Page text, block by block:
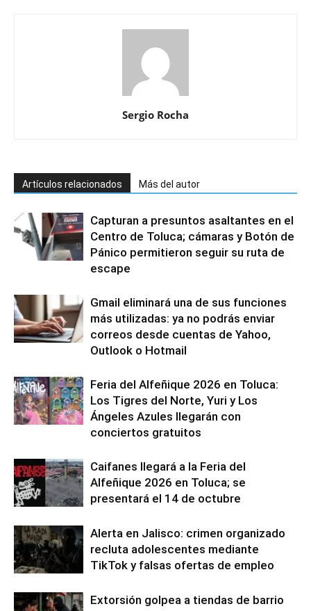
Sergio Rocha
Artículos relacionados Más del autor
Capturan a presuntos asaltantes en el
Centro de Toluca; cámaras y Botón de
Pánico permitieron seguir su ruta de
escape
Gmail eliminará una de sus funciones
más utilizadas: ya no podrás enviar
correos desde cuentas de Yahoo,
Outlook o Hotmail
Feria del Alfeñique 2026 en Toluca:
Los Tigres del Norte, Yuri y Los
Ángeles Azules llegarán con
conciertos gratuitos
Caifanes llegará a la Feria del
Alfeñique 2026 en Toluca; se
presentará el 14 de octubre
Alerta en Jalisco: crimen organizado
recluta adolescentes mediante
TikTok y falsas ofertas de empleo
Extorsión golpea a tiendas de barrio